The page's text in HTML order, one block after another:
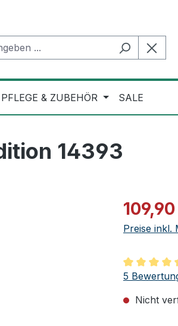
& ZUBEHÖR SALE
14393
Preise inkl.
5
Nicht